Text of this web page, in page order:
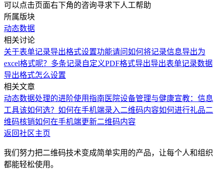
可以点击页面右下角的咨询寻求下人工帮助
所属版块
动态数据
相关讨论
关于表单记录导出格式设置功能请问如何将记录信息导出为
excel格式呢？ 多条记录自定义PDF格式导出导出表单记录数据
导出格式怎么设置
相关文章
动态数据处理的进阶使用指南 医院设备管理与健康宣教：信息
工具该如何选？ 如何在手机端录入二维码内容如何进行礼品二
维码核销如何在手机端更新二维码内容
返回社区主页
我们努力把二维码技术变成简单实用的产品，让每个人和组织
都能轻松使用。